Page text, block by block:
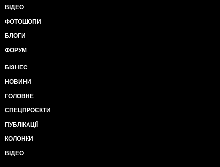
ВІДЕО
ФОТОШОПИ
БЛОГИ
ФОРУМ
БІЗНЕС
НОВИНИ
ГОЛОВНЕ
СПЕЦПРОЄКТИ
ПУБЛІКАЦІЇ
КОЛОНКИ
ВІДЕО